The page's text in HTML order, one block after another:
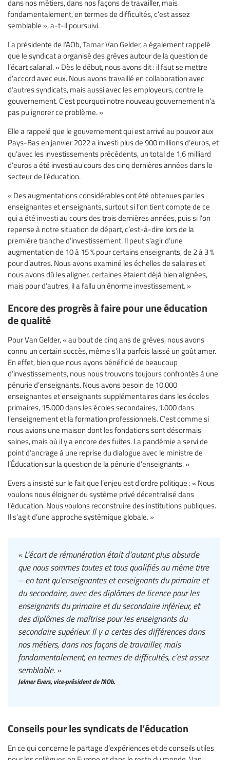
dans nos métiers, dans nos façons de travailler, mais
fondamentalement, en termes de difficultés, c’est assez
semblable », a-t-il poursuivi.
La présidente de l’AOb, Tamar Van Gelder, a également rappelé
que le syndicat a organisé des grèves autour de la question de
l’écart salarial. « Dès le début, nous avons dit : il faut se mettre
d’accord avec eux. Nous avons travaillé en collaboration avec
d’autres syndicats, mais aussi avec les employeurs, contre le
gouvernement. C’est pourquoi notre nouveau gouvernement n’a
pas pu ignorer ce problème. »
Elle a rappelé que le gouvernement qui est arrivé au pouvoir aux
Pays-Bas en janvier 2022 a investi plus de 900 millions d’euros, et
qu’avec les investissements précédents, un total de 1,6 milliard
d’euros a été investi au cours des cinq dernières années dans le
secteur de l’éducation.
« Des augmentations considérables ont été obtenues par les
enseignantes et enseignants, surtout si l’on tient compte de ce
qui a été investi au cours des trois dernières années, puis si l’on
repense à notre situation de départ, c’est-à-dire lors de la
première tranche d’investissement. Il peut s’agir d’une
augmentation de 10 à 15 % pour certains enseignants, de 2 à 3 %
pour d’autres. Nous avons examiné les échelles de salaires et
nous avons dû les aligner, certaines étaient déjà bien alignées,
mais pour d’autres, il a fallu un énorme investissement. »
Encore des progrès à faire pour une éducation
de qualité
Pour Van Gelder, « au bout de cinq ans de grèves, nous avons
connu un certain succès, même s’il a parfois laissé un goût amer.
En effet, bien que nous ayons bénéficié de beaucoup
d’investissements, nous nous trouvons toujours confrontés à une
pénurie d’enseignants. Nous avons besoin de 10.000
enseignantes et enseignants supplémentaires dans les écoles
primaires, 15.000 dans les écoles secondaires, 1.000 dans
l’enseignement et la formation professionnels. C’est comme si
nous avions une maison dont les fondations sont désormais
saines, mais où il y a encore des fuites. La pandémie a servi de
point d’ancrage à une reprise du dialogue avec le ministre de
l’Éducation sur la question de la pénurie d’enseignants. »
Evers a insisté sur le fait que l’enjeu est d’ordre politique : « Nous
voulons nous éloigner du système privé décentralisé dans
l’éducation. Nous voulons reconstruire des institutions publiques.
Il s’agit d’une approche systémique globale. »
« L’écart de rémunération était d’autant plus absurde
que nous sommes toutes et tous qualifiés au même titre
– en tant qu’enseignantes et enseignants du primaire et
du secondaire, avec des diplômes de licence pour les
enseignants du primaire et du secondaire inférieur, et
des diplômes de maîtrise pour les enseignants du
secondaire supérieur. Il y a certes des différences dans
nos métiers, dans nos façons de travailler, mais
fondamentalement, en termes de difficultés, c’est assez
semblable. »
Jelmer Evers, vice-président de l’AOb.
Conseils pour les syndicats de l’éducation
En ce qui concerne le partage d’expériences et de conseils utiles